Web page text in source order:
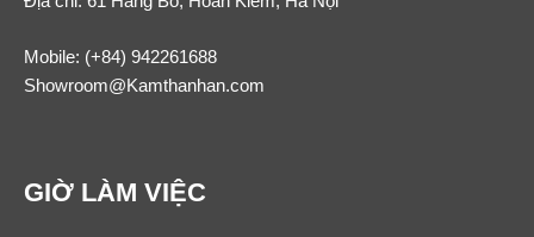
Mobile: (+84) 942261688
Showroom@Kamthanhan.com
GIỜ LÀM VIỆC